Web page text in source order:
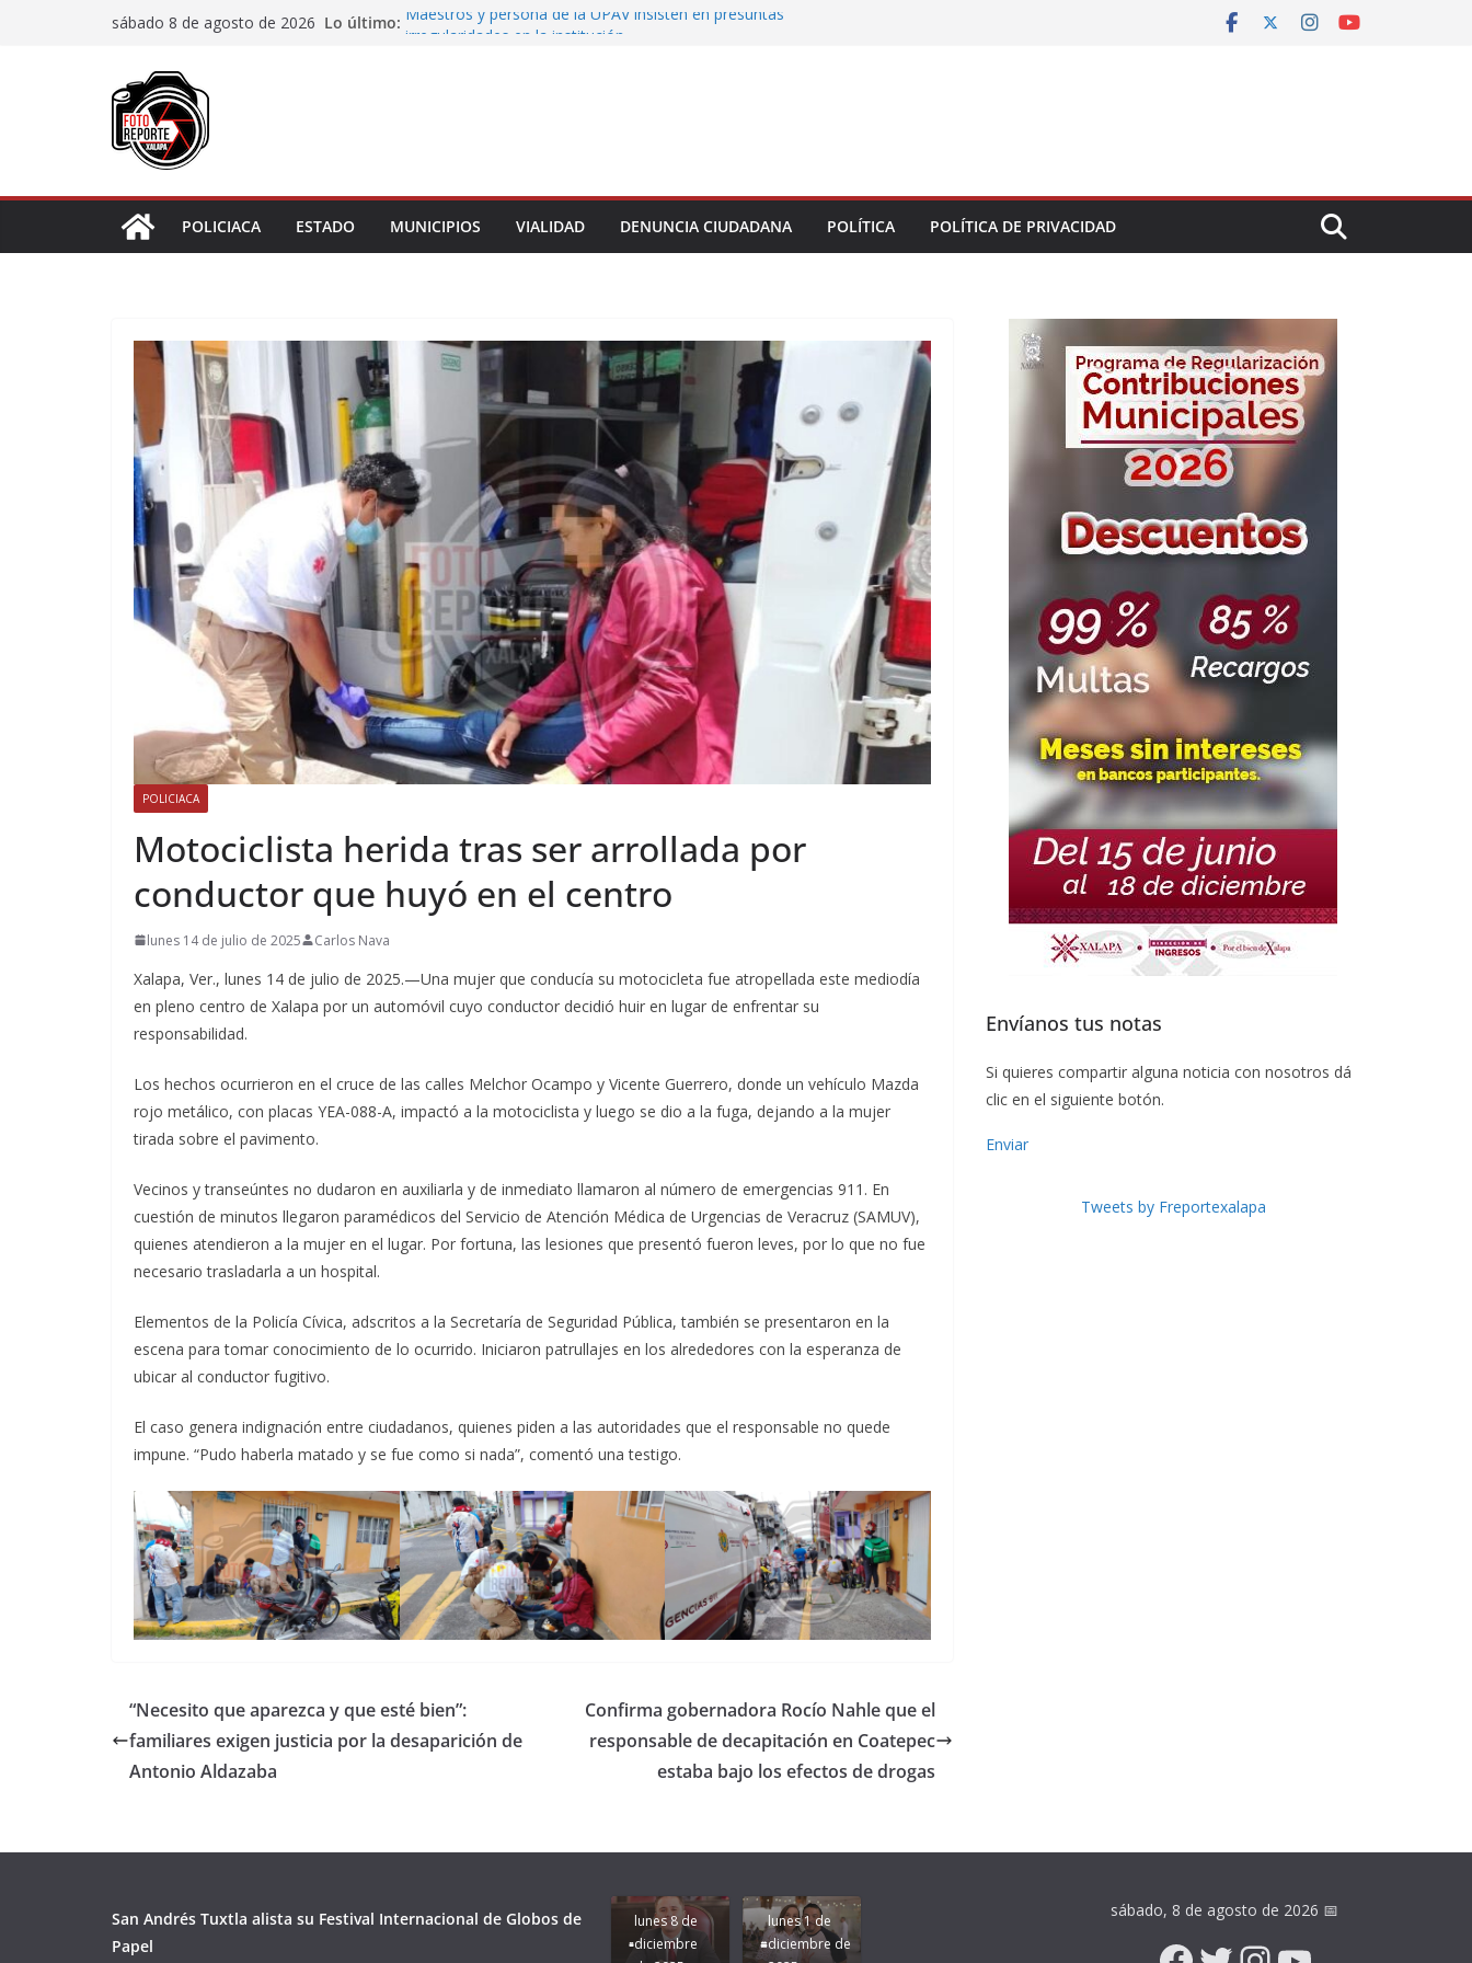
sábado 8 de agosto de 2026 Lo último: Maestros y persona de la UPAV insisten en presuntas
Impulsa Ayuntamiento de Veracruz la cultura de la prevención
en la niñez del municipio
POLICIACA ESTADO MUNICIPIOS VIALIDAD DENUNCIA CIUDADANA POLÍTICA POLÍTICA DE PRIVACIDAD
POLICIACA
Motociclista herida tras ser arrollada por
conductor que huyó en el centro
lunes 14 de julio de 2025 Carlos Nava
Xalapa, Ver., lunes 14 de julio de 2025.—Una mujer que conducía su motocicleta fue atropellada este mediodía
en pleno centro de Xalapa por un automóvil cuyo conductor decidió huir en lugar de enfrentar su
responsabilidad.
Los hechos ocurrieron en el cruce de las calles Melchor Ocampo y Vicente Guerrero, donde un vehículo Mazda
rojo metálico, con placas YEA-088-A, impactó a la motociclista y luego se dio a la fuga, dejando a la mujer
tirada sobre el pavimento.
Vecinos y transeúntes no dudaron en auxiliarla y de inmediato llamaron al número de emergencias 911. En
cuestión de minutos llegaron paramédicos del Servicio de Atención Médica de Urgencias de Veracruz (SAMUV),
quienes atendieron a la mujer en el lugar. Por fortuna, las lesiones que presentó fueron leves, por lo que no fue
necesario trasladarla a un hospital.
Elementos de la Policía Cívica, adscritos a la Secretaría de Seguridad Pública, también se presentaron en la
escena para tomar conocimiento de lo ocurrido. Iniciaron patrullajes en los alrededores con la esperanza de
ubicar al conductor fugitivo.
El caso genera indignación entre ciudadanos, quienes piden a las autoridades que el responsable no quede
impune. “Pudo haberla matado y se fue como si nada”, comentó una testigo.
“Necesito que aparezca y que esté bien”:
familiares exigen justicia por la desaparición de
Antonio Aldazaba
Confirma gobernadora Rocío Nahle que el
responsable de decapitación en Coatepec
estaba bajo los efectos de drogas
Envíanos tus notas
Si quieres compartir alguna noticia con nosotros dá
clic en el siguiente botón.
Enviar
Tweets by Freportexalapa
San Andrés Tuxtla alista su Festival Internacional de Globos de
Papel
Unamos
lunes 8 de
diciembre
lunes 1 de
diciembre de
Apoyo y
Seguimos la
Ruta que
Marca
Pongamos
de moda;
San
Andrés
sábado, 8 de agosto de 2026 📅